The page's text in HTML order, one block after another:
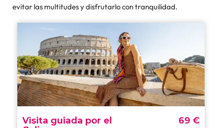
evitar las multitudes y disfrutarlo con tranquilidad.